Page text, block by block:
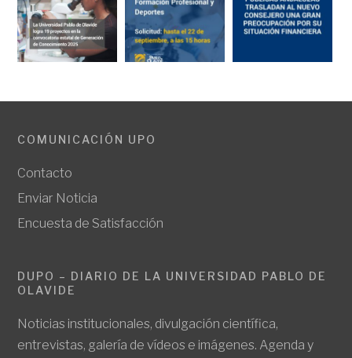
COMUNICACIÓN UPO
Contacto
Enviar Noticia
Encuesta de Satisfacción
DUPO – DIARIO DE LA UNIVERSIDAD PABLO DE
OLAVIDE
Noticias institucionales, divulgación científica,
entrevistas, galería de vídeos e imágenes. Agenda y